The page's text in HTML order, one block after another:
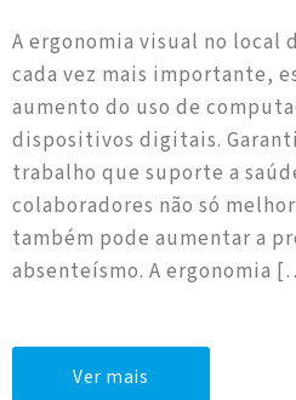
A ergonomia visual no local
cada vez mais importante,
aumento do uso de
dispositivos digitais.
trabalho que suporte a
colaboradores não só
também pode aumentar a
absenteísmo. A ergonomia
Ver mais